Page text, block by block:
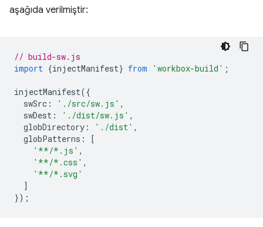
aşağıda verilmiştir:
// build-sw.js
import {injectManifest} from 'workbox-build' ;
injectManifest({
swSrc : './src/sw.js' ,
swDest : './dist/sw.js' ,
globDirectory : './dist' ,
globPatterns :
[
'**/*.js' ,
'**/*.css' ,
'**/*.svg'
]
});